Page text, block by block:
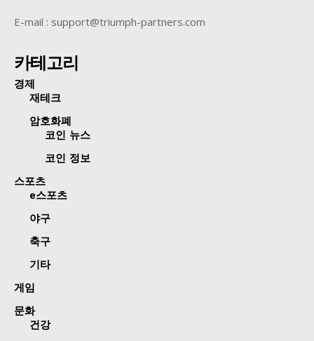
E-mail : support@triumph-partners.com
카테고리
경제
재테크
암호화폐
코인 뉴스
코인 정보
스포츠
e스포츠
야구
축구
기타
게임
문화
건강